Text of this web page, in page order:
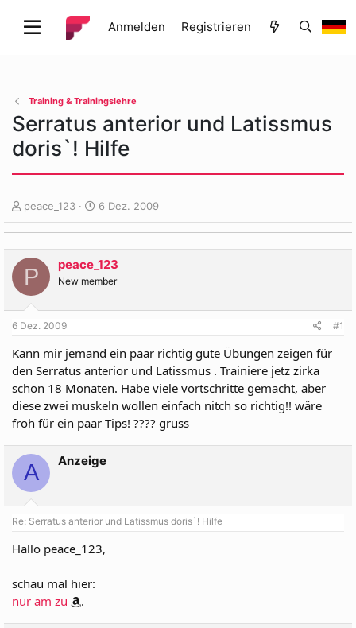
Anmelden Registrieren
Training & Trainingslehre
Serratus anterior und Latissmus
doris`! Hilfe
E
r
s
t
l
e
r
peace_123
E
r
s
t
e
l
t
6 Dez. 2009
P peace_123
New member
6 Dez. 2009 #1
Kann mir jemand ein paar richtig gute Übungen zeigen für
den Serratus anterior und Latissmus . Trainiere jetz zirka
schon 18 Monaten. Habe viele vortschritte gemacht, aber
diese zwei muskeln wollen einfach nitch so richtig!! wäre
froh für ein paar Tips! ???? gruss
A Anzeige
Re: Serratus anterior und Latissmus doris`! Hilfe
Hallo peace_123,
schau mal hier:
nur am zu
.